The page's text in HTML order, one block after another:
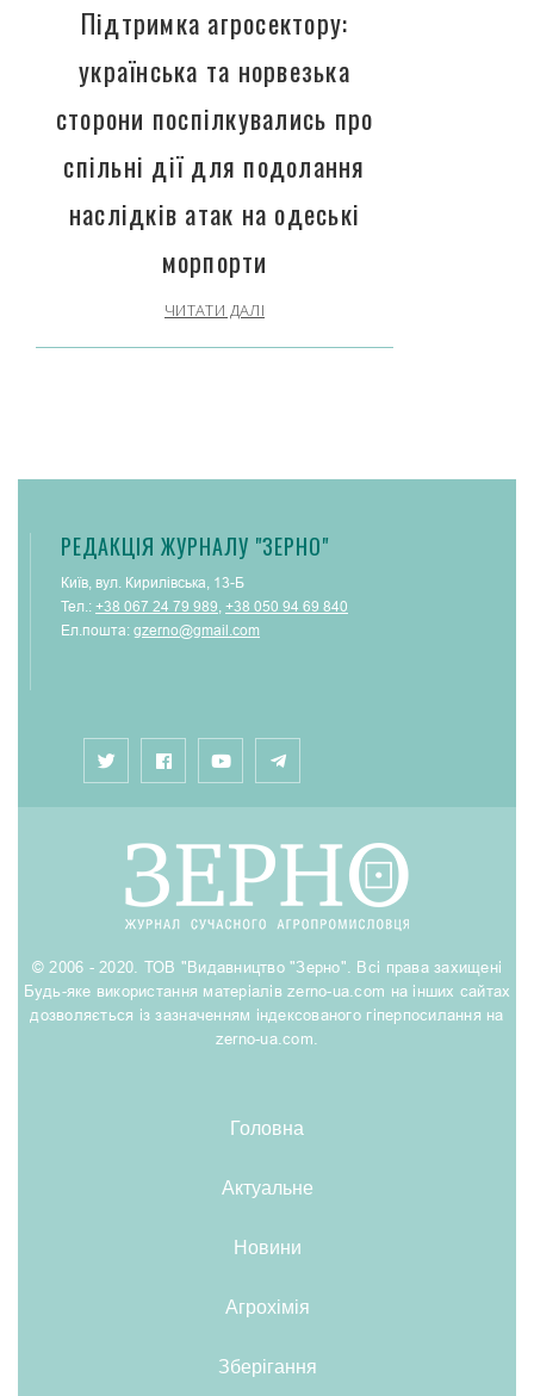
Підтримка агросектору:
українська та норвезька
сторони поспілкувались про
спільні дії для подолання
наслідків атак на одеські
морпорти
ЧИТАТИ ДАЛІ
РЕДАКЦІЯ ЖУРНАЛУ "ЗЕРНО"
Київ, вул. Кирилівська, 13-Б
Тел.: +38 067 24 79 989 +38 050 94 69 840
Ел.пошта: gzerno@gmail.com
© 2006 - 2020. ТОВ "Видавництво "Зерно". Всі права захищені
Будь-яке використання матеріалів zerno-ua.com на інших сайтах
дозволяється із зазначенням індексованого гіперпосилання на
zerno-ua.com.
Головна
Актуальне
Новини
Агрохімія
Зберігання